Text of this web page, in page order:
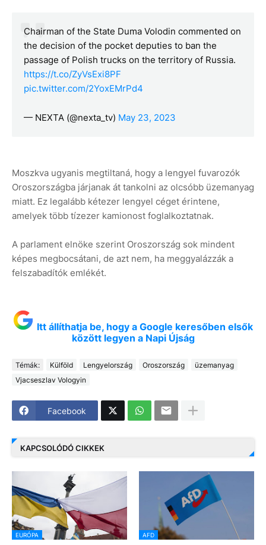
Chairman of the State Duma Volodin commented on
the decision of the pocket deputies to ban the
passage of Polish trucks on the territory of Russia.
https://t.co/ZyVsExi8PF
pic.twitter.com/2YoxEMrPd4
— NEXTA (@nexta_tv) May 23, 2023
Moszkva ugyanis megtiltaná, hogy a lengyel fuvarozók
Oroszországba járjanak át tankolni az olcsóbb üzemanyag
miatt. Ez legalább kétezer lengyel céget érintene,
amelyek több tízezer kamionost foglalkoztatnak.
A parlament elnöke szerint Oroszország sok mindent
képes megbocsátani, de azt nem, ha meggyalázzák a
felszabadítók emlékét.
Itt állíthatja be, hogy a Google keresőben elsők
között legyen a Napi Újság
Témák: Külföld Lengyelország Oroszország
üzemanyag
Vjacseszlav Vologyin
Facebook
KAPCSOLÓDÓ CIKKEK
EURÓPA AFD